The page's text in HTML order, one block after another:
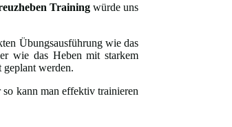
Trainingwürde uns
Übungsausführung wie das
wie das Heben mit starkem
geplant werden.
kann man effektiv trainieren